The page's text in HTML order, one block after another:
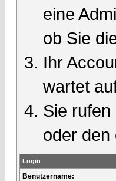
eine
ob Sie
Ihr
wartet
Sie
oder den
Login
Benutzername: